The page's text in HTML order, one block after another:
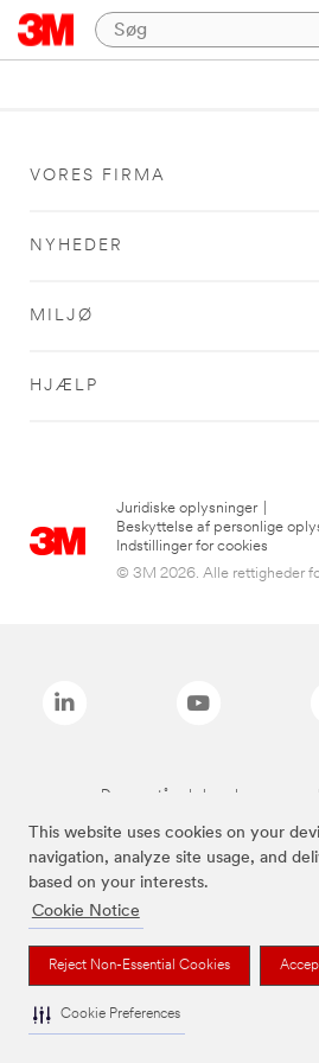
This website uses cookies on your
navigation, analyze site usage, and
based on your interests.
Cookie Notice
Reject Non-Essential Cookies
Cookie Preferences
VORES FIRMA
NYHEDER
MILJØ
HJÆLP
Juridiske oplysninger
Beskyttelse af personlige
Indstillinger for cookies
© 3M 2026. Alle rettigheder
De ovenstående brands er